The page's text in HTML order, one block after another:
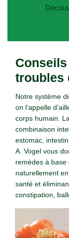
troubles
Notre système
on l’appelle
corps humain.
combinaison
estomac,
A. Vogel vous
remèdes à
naturellement
santé et
constipation,